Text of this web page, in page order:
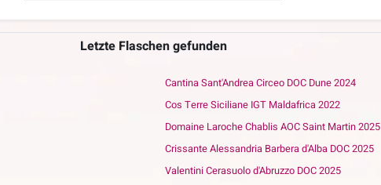
Letzte Flaschen gefunden
Cantina Sant'Andrea Circeo DOC Dune 2024
Cos Terre Siciliane IGT Maldafrica 2022
Domaine Laroche Chablis AOC Saint Martin 2025
Crissante Alessandria Barbera d'Alba DOC 2025
Valentini Cerasuolo d'Abruzzo DOC 2025